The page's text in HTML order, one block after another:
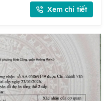
nhà đường lớn sắ
Xem chi tiết